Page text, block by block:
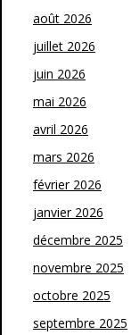
août 2026
juillet 2026
juin 2026
mai 2026
avril 2026
mars 2026
février 2026
janvier 2026
décembre 2025
novembre 2025
octobre 2025
septembre 2025